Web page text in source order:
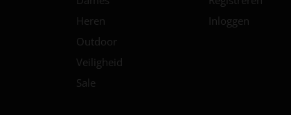
Heren
Outdoor
Veiligheid
Sale
Inloggen